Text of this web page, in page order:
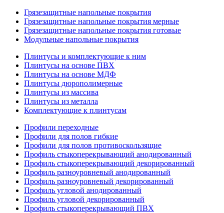
Грязезащитные напольные покрытия
Грязезащитные напольные покрытия мерные
Грязезащитные напольные покрытия готовые
Модульные напольные покрытия
Плинтусы и комплектующие к ним
Плинтусы на основе ПВХ
Плинтусы на основе МДФ
Плинтусы дюрополимерные
Плинтусы из массива
Плинтусы из металла
Комплектующие к плинтусам
Профили переходные
Профили для полов гибкие
Профили для полов противоскользящие
Профиль стыкоперекрывающий анодированный
Профиль стыкоперекрывающий декорированный
Профиль разноуровневый анодированный
Профиль разноуровневый декорированный
Профиль угловой анодированный
Профиль угловой декорированный
Профиль стыкоперекрывающий ПВХ